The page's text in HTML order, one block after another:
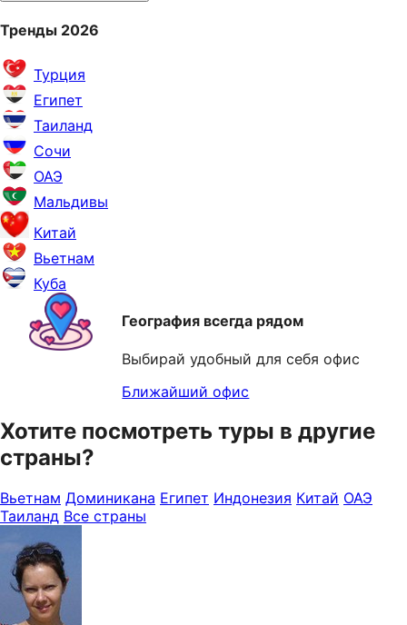
Тренды 2026
Турция
Египет
Таиланд
Сочи
ОАЭ
Мальдивы
Китай
Вьетнам
Куба
География всегда рядом
Выбирай удобный для себя офис
Ближайший офис
Хотите посмотреть туры в другие
страны?
Вьетнам Доминикана Египет Индонезия Китай ОАЭ
Таиланд Все страны